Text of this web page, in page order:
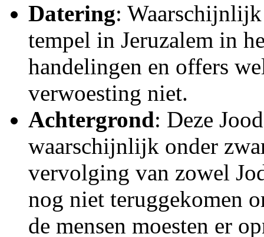
Datering:
tempel in Jeruzalem in
handelingen en offers
verwoesting niet.
Achtergrond: Deze
waarschijnlijk onder
vervolging van zowel
nog niet teruggekomen
de mensen moesten er